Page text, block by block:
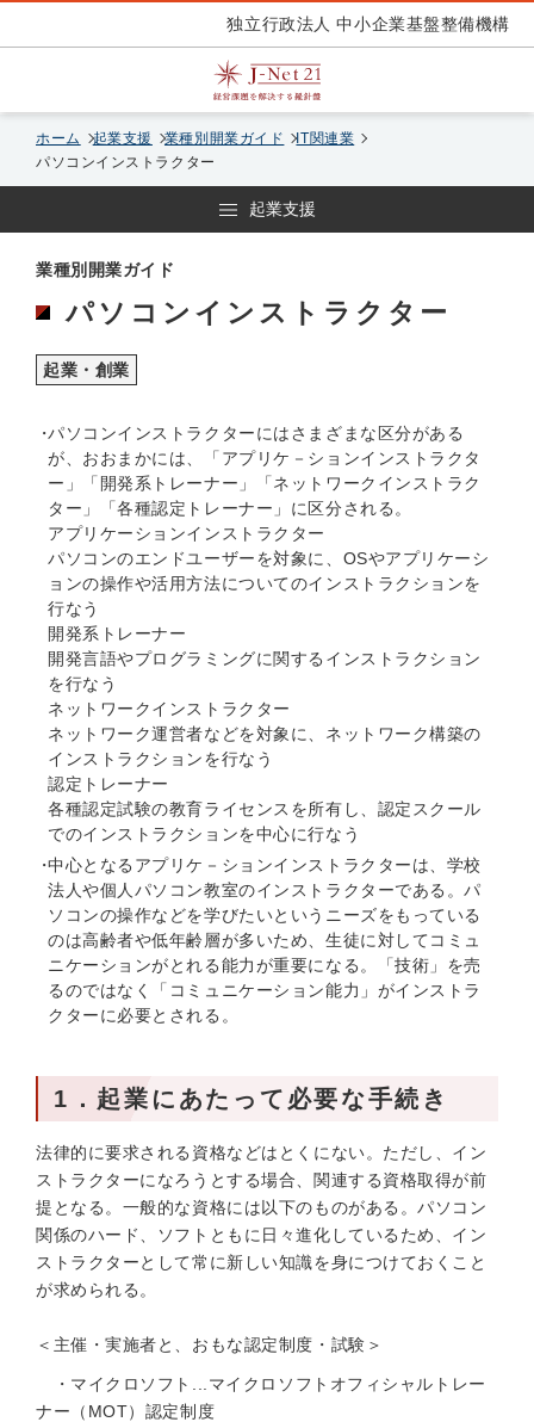
独立行政法人 中小企業基盤整備機構
ホーム 起業支援 業種別開業ガイド
IT関連業
パソコンインストラクター
起業支援
業種別開業ガイド
パソコンインストラクター
起業・創業
パソコンインストラクターにはさまざまな区分がある
が、おおまかには、「アプリケ－ションインストラクタ
ー」「開発系トレーナー」「ネットワークインストラク
ター」「各種認定トレーナー」に区分される。
アプリケーションインストラクター
パソコンのエンドユーザーを対象に、OSやアプリケーシ
ョンの操作や活用方法についてのインストラクションを
行なう
開発系トレーナー
開発言語やプログラミングに関するインストラクション
を行なう
ネットワークインストラクター
ネットワーク運営者などを対象に、ネットワーク構築の
インストラクションを行なう
認定トレーナー
各種認定試験の教育ライセンスを所有し、認定スクール
でのインストラクションを中心に行なう
中心となるアプリケ－ションインストラクターは、学校
法人や個人パソコン教室のインストラクターである。パ
ソコンの操作などを学びたいというニーズをもっている
のは高齢者や低年齢層が多いため、生徒に対してコミュ
ニケーションがとれる能力が重要になる。「技術」を売
るのではなく「コミュニケーション能力」がインストラ
クターに必要とされる。
1．起業にあたって必要な手続き
法律的に要求される資格などはとくにない。ただし、イン
ストラクターになろうとする場合、関連する資格取得が前
提となる。一般的な資格には以下のものがある。パソコン
関係のハード、ソフトともに日々進化しているため、イン
ストラクターとして常に新しい知識を身につけておくこと
が求められる。
＜主催・実施者と、おもな認定制度・試験＞
・マイクロソフト...マイクロソフトオフィシャルトレー
ナー（MOT）認定制度